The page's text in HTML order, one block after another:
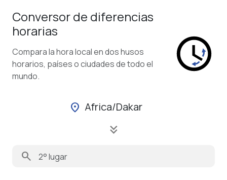
Conversor de diferencias
horarias
Compara la hora local en dos husos
horarios, países o ciudades de todo el
mundo.
location_on Africa/Dakar
keyboard_double_arrow_down
search